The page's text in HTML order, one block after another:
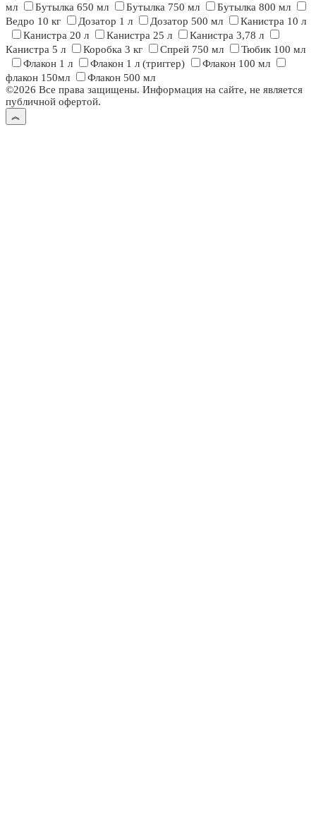
мл
Бутылка 650 мл Бутылка 750 мл
Бутылка 800 мл
Ведро 10 кг
Дозатор 1 л Дозатор 500 мл
Канистра 10 л
Канистра 20 л
Канистра 25 л
Канистра 3,78 л
Канистра 5 л
Коробка 3 кг Спрей 750 мл
Тюбик 100 мл
Флакон 1 л
Флакон 1 л (триггер)
Флакон 100 мл
флакон 150мл
Флакон 500 мл
©2026 Все права защищены. Информация на сайте, не является
публичной офертой.